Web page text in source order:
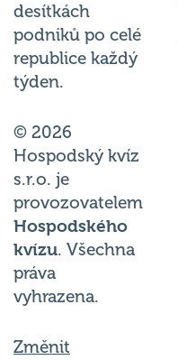
desítkách
podniků po celé
republice každý
týden.
© 2026
Hospodský kvíz
s.r.o. je
provozovatelem
Hospodského
kvízu. Všechna
práva
vyhrazena.
Změnit